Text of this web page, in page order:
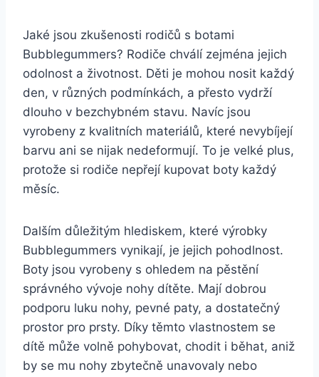
Jaké ​jsou zkušenosti rodičů ‍s ⁤botami
Bubblegummers? Rodiče chválí zejména jejich
odolnost ‌a životnost. Děti je​ mohou nosit ‌každý
den, v různých podmínkách, a přesto vydrží
dlouho ⁣v bezchybném stavu. Navíc jsou ​
vyrobeny z kvalitních materiálů, které nevybíjejí
barvu⁤ ani⁢ se ⁣nijak ‌nedeformují. ​To je ⁣velké plus,
protože si rodiče nepřejí⁢ kupovat ‍boty​ každý
měsíc.
Dalším důležitým hlediskem, které⁢ výrobky
Bubblegummers vynikají, je jejich pohodlnost.
Boty jsou vyrobeny ⁣s ohledem⁢ na ⁣pěstění
správného ‍vývoje nohy​ dítěte. Mají⁣ dobrou
podporu luku nohy, pevné paty, ​a dostatečný‌
prostor pro​ prsty. Díky těmto vlastnostem⁤ se
‌dítě může volně pohybovat,⁣ chodit i běhat, ‍aniž
by se⁣ mu ⁣nohy ⁣zbytečně unavovaly nebo